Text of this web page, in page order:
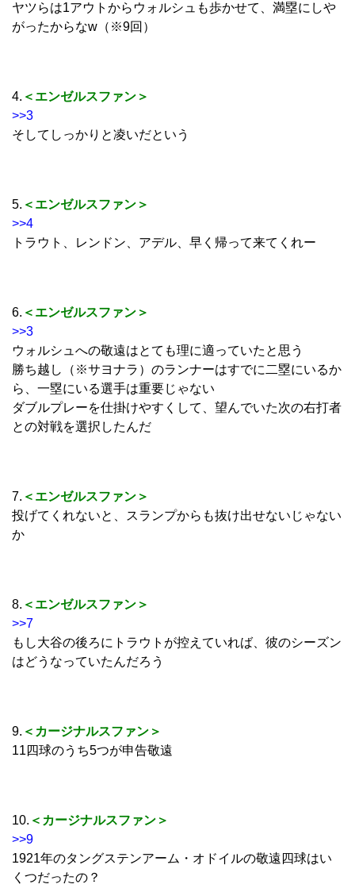
ヤツらは1アウトからウォルシュも歩かせて、満塁にしや
がったからなw（※9回）
4. ＜エンゼルスファン＞
>>3
そしてしっかりと凌いだという
5. ＜エンゼルスファン＞
>>4
トラウト、レンドン、アデル、早く帰って来てくれー
6. ＜エンゼルスファン＞
>>3
ウォルシュへの敬遠はとても理に適っていたと思う
勝ち越し（※サヨナラ）のランナーはすでに二塁にいるか
ら、一塁にいる選手は重要じゃない
ダブルプレーを仕掛けやすくして、望んでいた次の右打者
との対戦を選択したんだ
7. ＜エンゼルスファン＞
投げてくれないと、スランプからも抜け出せないじゃない
か
8. ＜エンゼルスファン＞
>>7
もし大谷の後ろにトラウトが控えていれば、彼のシーズン
はどうなっていたんだろう
9. ＜カージナルスファン＞
11四球のうち5つが申告敬遠
10. ＜カージナルスファン＞
>>9
1921年のタングステンアーム・オドイルの敬遠四球はい
くつだったの？